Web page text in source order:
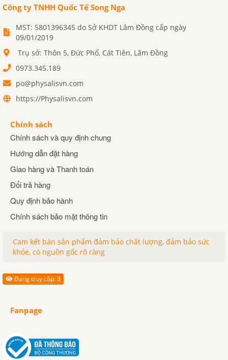
Công ty TNHH Quốc Tế Song Nga
MST: 5801396345 do Sở KHDT Lâm Đồng cấp ngày
09/01/2019
Trụ sở: Thôn 5, Đức Phổ, Cát Tiên, Lâm Đồng
0973.345.189
po@physalisvn.com
https://Physalisvn.com
Chính sách
Chính sách và quy định chung
Hướng dẫn đặt hàng
Giao hàng và Thanh toán
Đổi trả hàng
Quy định bảo hành
Chính sách bảo mật thông tin
Cam kết bán sản phẩm đảm bảo chất lượng, đảm bảo sức
khỏe, có nguồn gốc rõ ràng
Đang truy cập: 3
Fanpage